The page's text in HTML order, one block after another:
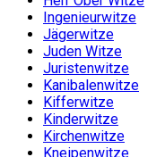
Ingenieurwitze
Jägerwitze
Juden Witze
Juristenwitze
Kanibalenwitze
Kifferwitze
Kinderwitze
Kirchenwitze
Kneipenwitze